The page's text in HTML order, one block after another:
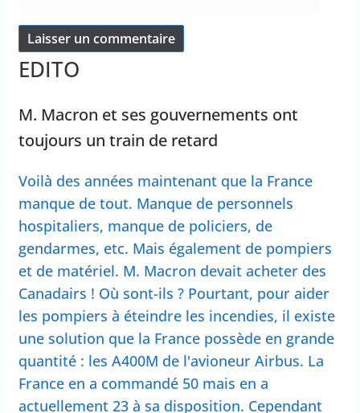
EDITO
M. Macron et ses gouvernements ont
toujours un train de retard
Voilà des années maintenant que la France
manque de tout. Manque de personnels
hospitaliers, manque de policiers, de
gendarmes, etc. Mais également de pompiers
et de matériel. M. Macron devait acheter des
Canadairs ! Où sont-ils ? Pourtant, pour aider
les pompiers à éteindre les incendies, il existe
une solution que la France possède en grande
quantité : les A400M de l'avioneur Airbus. La
France en a commandé 50 mais en a
actuellement 23 à sa disposition. Cependant